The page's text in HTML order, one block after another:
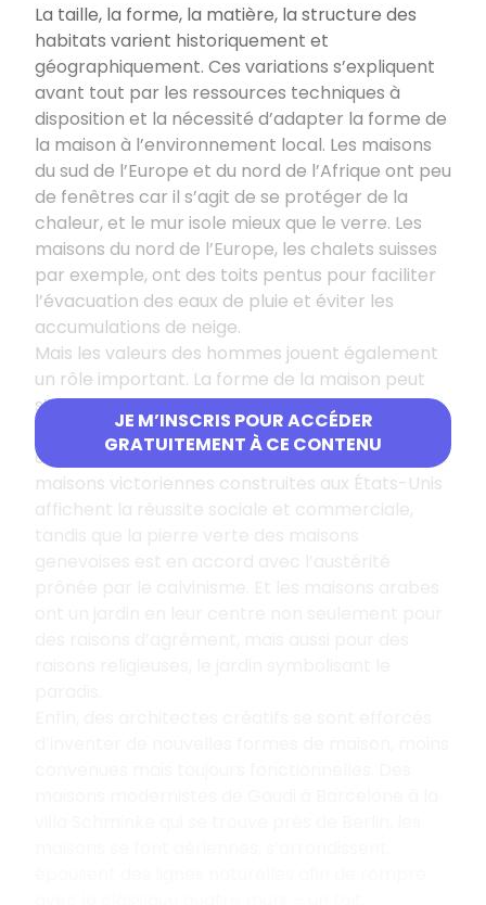
JE M’INSCRIS POUR ACCÉDER
GRATUITEMENT À CE CONTENU
La taille, la forme, la matière, la structure des
habitats varient historiquement et
géographiquement. Ces variations s’expliquent
avant tout par les ressources techniques à
disposition et la nécessité d’adapter la forme de
la maison à l’environnement local. Les maisons
du sud de l’Europe et du nord de l’Afrique ont peu
de fenêtres car il s’agit de se protéger de la
chaleur, et le mur isole mieux que le verre. Les
maisons du nord de l’Europe, les chalets suisses
par exemple, ont des toits pentus pour faciliter
l’évacuation des eaux de pluie et éviter les
accumulations de neige.
Mais les valeurs des hommes jouent également
un rôle important. La forme de la maison peut
s’expliquer par le désir d’afficher sa puissance
ou, au contraire, par un souci de mesure et
d’austérité. Ainsi, les grandes et colorées
maisons victoriennes construites aux États-Unis
affichent la réussite sociale et commerciale,